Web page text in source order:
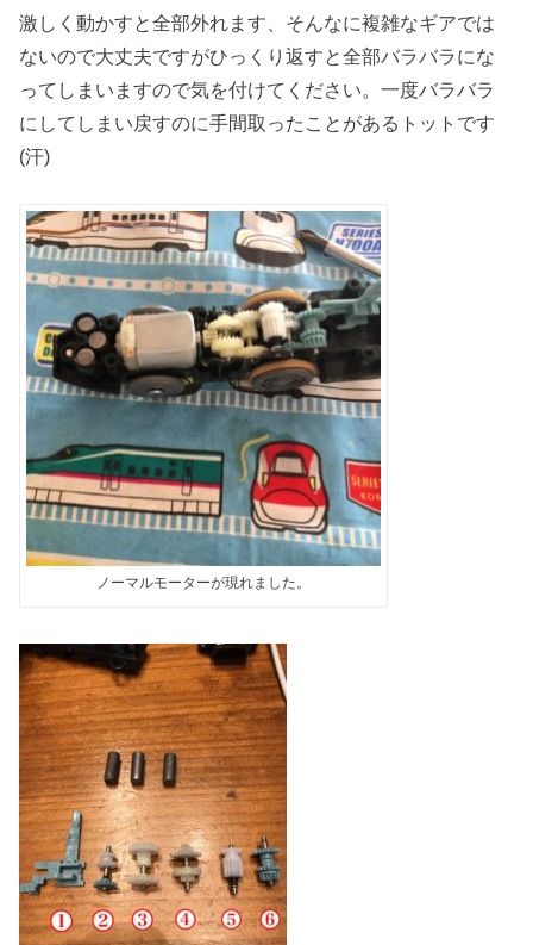
激しく動かすと全部外れます、そんなに複雑なギアでは
ないので大丈夫ですがひっくり返すと全部バラバラにな
ってしまいますので気を付けてください。一度バラバラ
にしてしまい戻すのに手間取ったことがあるトットです
(汗)
ノーマルモーターが現れました。